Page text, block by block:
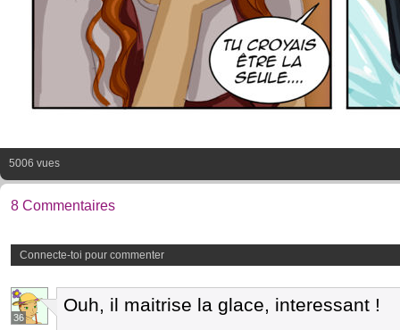
5006 vues
8 Commentaires
Connecte-toi pour commenter
36
Ouh, il maitrise la glace, interessant !